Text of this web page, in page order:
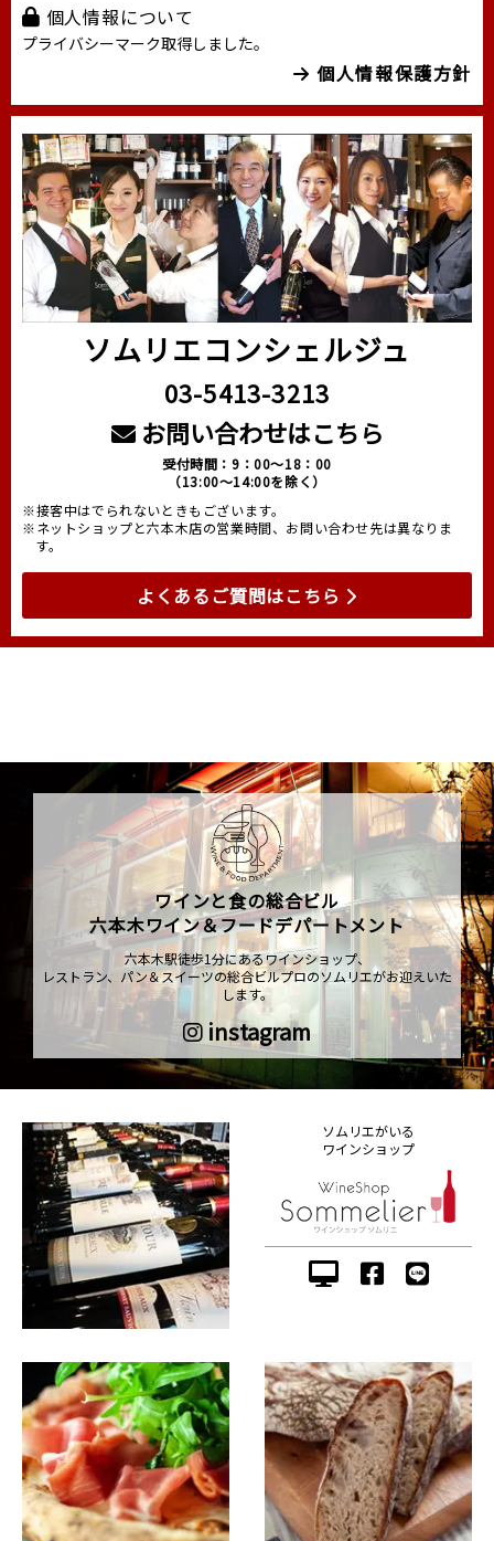
個人情報について
プライバシーマーク取得しました。
個人情報保護方針
ソムリエコンシェルジュ
03-5413-3213
お問い合わせはこちら
受付時間：9：00～18：00
（13:00～14:00を除く）
※接客中はでられないときもございます。
※ネットショップと六本木店の営業時間、お問い合わせ先は異なりま
す。
よくあるご質問はこちら
ワインと食の総合ビル
六本木ワイン＆フードデパートメント
六本木駅徒歩1分にあるワインショップ、
レストラン、パン＆スイーツの総合ビルプロのソムリエがお迎えいた
します。
instagram
ソムリエがいる
ワインショップ